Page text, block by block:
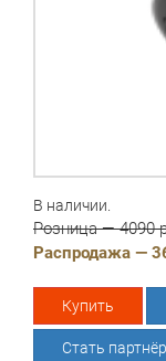
В наличии.
Розница — 4090
Распродажа —
Купить
Стать